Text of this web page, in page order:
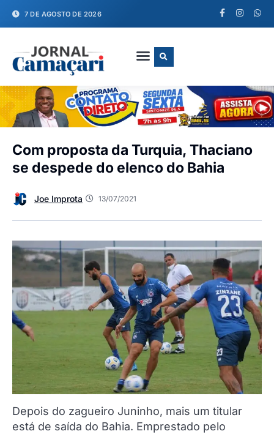
7 DE AGOSTO DE 2026
Com proposta da Turquia, Thaciano
se despede do elenco do Bahia
Joe Improta 13/07/2021
Depois do zagueiro Juninho, mais um titular
está de saída do Bahia. Emprestado pelo